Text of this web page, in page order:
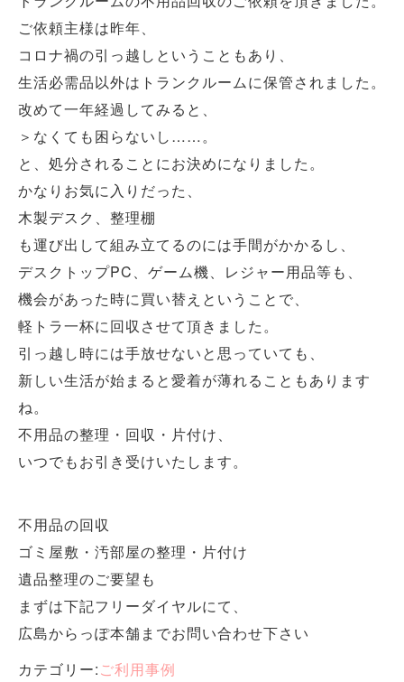
ご依頼主様は昨年、
コロナ禍の引っ越しということもあり、
生活必需品以外はトランクルームに保管されました。
改めて一年経過してみると、
＞なくても困らないし……。
と、処分されることにお決めになりました。
かなりお気に入りだった、
木製デスク、整理棚
も運び出して組み立てるのには手間がかかるし、
デスクトップPC、ゲーム機、レジャー用品等も、
機会があった時に買い替えということで、
軽トラ一杯に回収させて頂きました。
引っ越し時には手放せないと思っていても、
新しい生活が始まると愛着が薄れることもあります
ね。
不用品の整理・回収・片付け、
いつでもお引き受けいたします。
不用品の回収
ゴミ屋敷・汚部屋の整理・片付け
遺品整理のご要望も
まずは下記フリーダイヤルにて、
広島からっぽ本舗までお問い合わせ下さい
カテゴリー:ご利用事例